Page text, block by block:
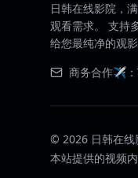
日韩在线影院，
观看需求。 支持
给您最纯净的观影
商务合作✈️：
© 2026 日韩在
本站提供的视频